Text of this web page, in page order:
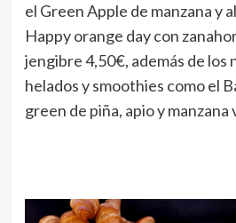
el Green Apple de manzana y
Happy orange day con
jengibre 4,50€, además de los
helados y smoothies como el
green de piña, apio y manzana